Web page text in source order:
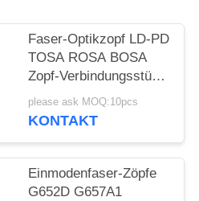
Faser-Optikzopf LD-PD
TOSA ROSA BOSA
Zopf-Verbindungsstück
in mehreren
Betriebsarten
please ask MOQ:10pcs
KONTAKT
Einmodenfaser-Zöpfe
G652D G657A1